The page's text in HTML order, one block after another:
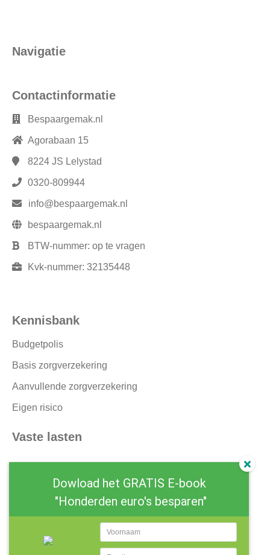
Navigatie
Contactinformatie
Bespaargemak.nl
Agorabaan 15
8224 JS Lelystad
0320-809944
info@bespaargemak.nl
bespaargemak.nl
BTW-nummer: op te vragen
Kvk-nummer: 32135448
Kennisbank
Budgetpolis
Basis zorgverzekering
Aanvullende zorgverzekering
Eigen risico
Vaste lasten
© 2019 Bespaargemak.nl
Dowload het GRATIS E-book
"Honderden euro's besparen"